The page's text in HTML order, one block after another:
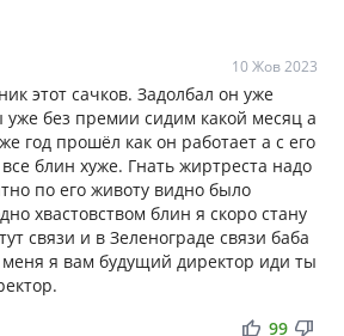
10 Жов 2023
этот сачков. Задолбал он уже
уже без премии сидим какой месяц а
год прошёл как он работает а с его
блин хуже. Гнать жиртреста надо
по его животу видно было
хвастовством блин я скоро стану
связи и в Зеленограде связи баба
меня я вам будущий директор иди ты
thumb_up thumb_down
99